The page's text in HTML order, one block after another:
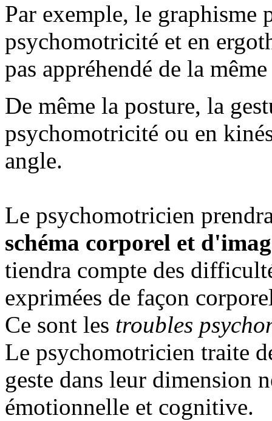
Par exemple, le graphisme
psychomotricité et en
pas appréhendé de la
De même la posture, la
psychomotricité ou en
angle.
Le psychomotricien
schéma corporel et
tiendra compte des
exprimées de façon
Ce sont les troubles
Le psychomotricien traite
geste dans leur dimension
émotionnelle et cognitive.